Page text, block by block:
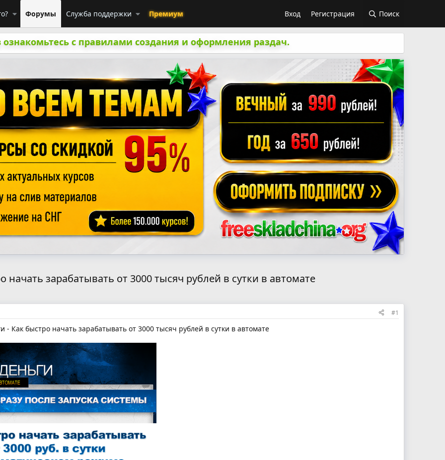
Форумы Служба поддержки Премиум Вход Регистрация Поиск
с правилами создания и оформления раздач.
зарабатывать от 3000 тысяч рублей в сутки в автомате
#1
- Как быстро начать зарабатывать от 3000 тысяч рублей в сутки в автомате